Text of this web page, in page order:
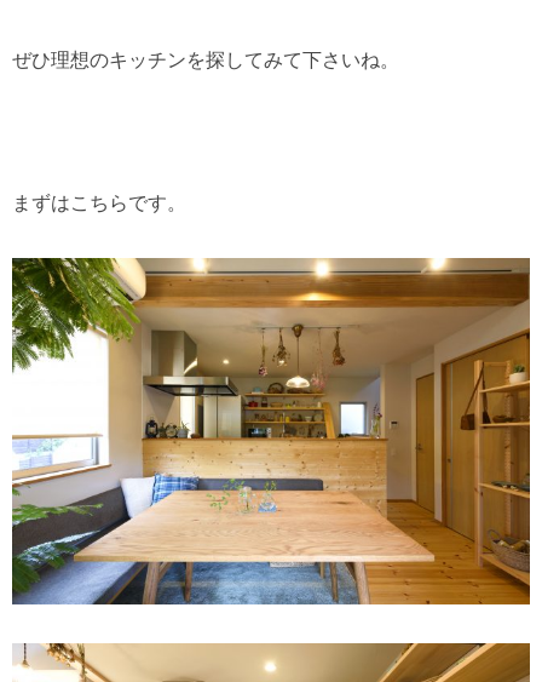
ぜひ理想のキッチンを探してみて下さいね。
まずはこちらです。